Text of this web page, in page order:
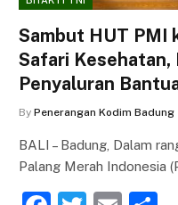
Sambut HUT PMI
Safari Kesehatan,
Penyaluran
By Penerangan Kodim Badung
BALI – Badung, Dalam
Palang Merah Indonesia